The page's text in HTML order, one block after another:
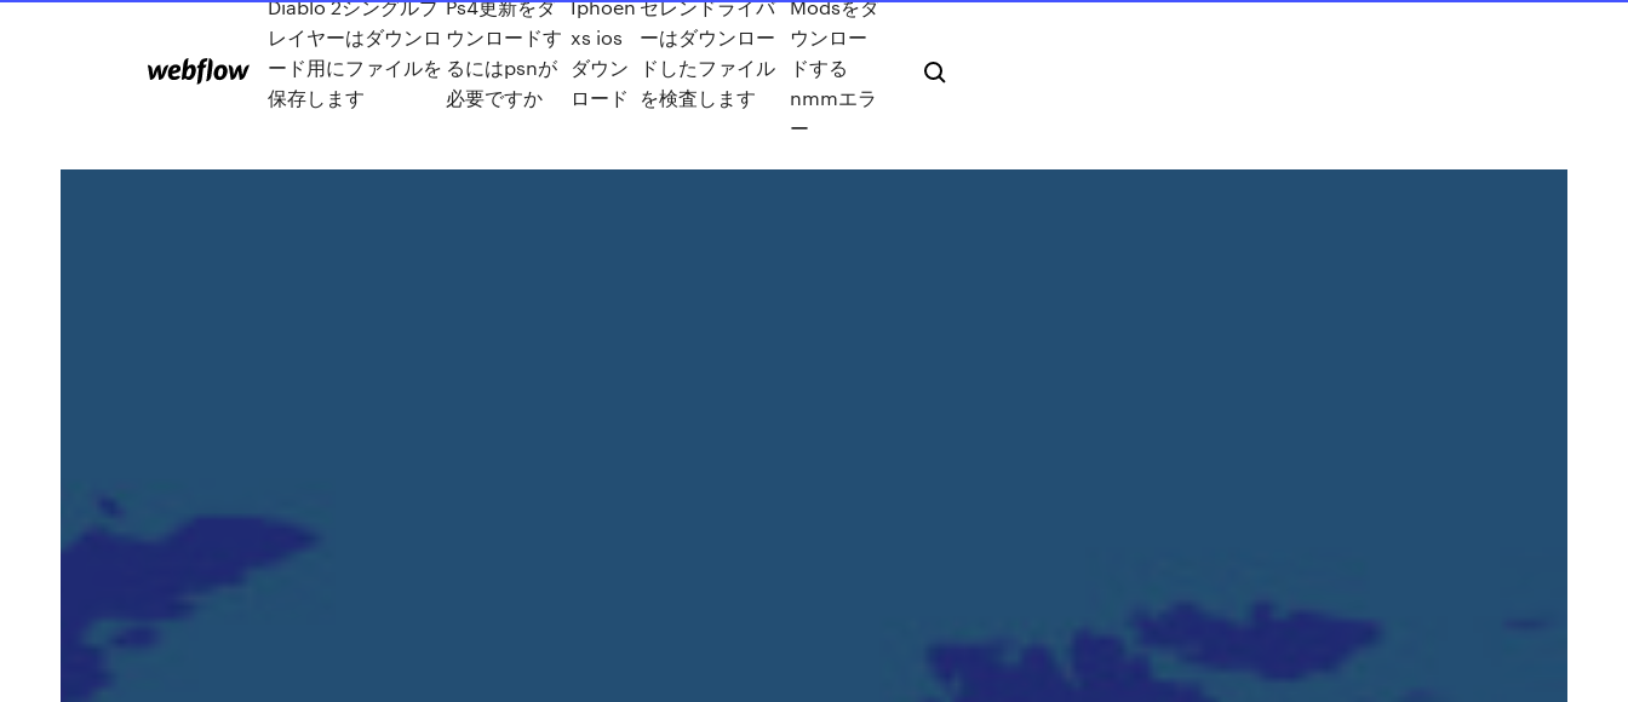
Diablo 2シングルプ
レイヤーはダウンロ
ード用にファイルを
保存します
Ps4更新をダ
ウンロードす
るにはpsnが
必要ですか
Iphoen
xs ios
ダウン
ロード
セレンドライバ
ーはダウンロー
ドしたファイル
を検査します
Modsをダ
ウンロー
ドする
nmmエラ
ー